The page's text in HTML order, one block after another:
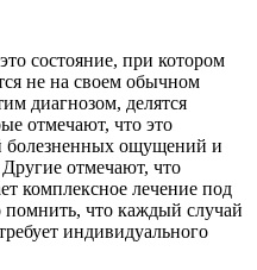
состояние, при котором
не на своем обычном
диагнозом, делятся
отмечают, что это
болезненных ощущений и
отмечают, что
комплексное лечение под
что каждый случай
индивидуального